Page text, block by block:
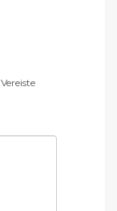
Vereiste